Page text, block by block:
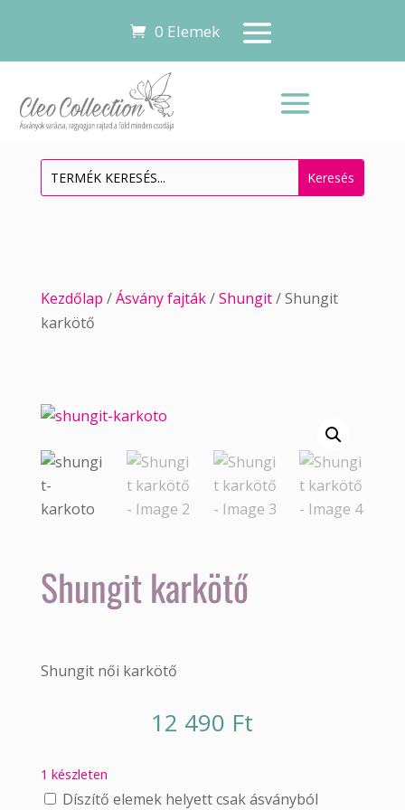
0 Elemek
Kezdőlap /Ásvány fajták/Shungit/ Shungit
karkötő
Shungit karkötő
Shungit női karkötő
12 490 Ft
1 készleten
Díszítő elemek helyett csak ásványból